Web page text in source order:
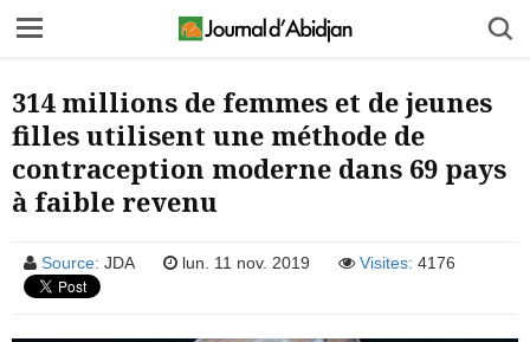
314 millions de femmes et de jeunes
filles utilisent une méthode de
contraception moderne dans 69 pays
à faible revenu
Source: JDA lun. 11 nov. 2019 Visites: 4176